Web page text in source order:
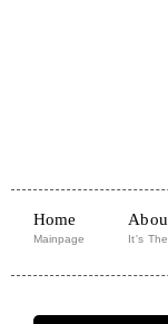
Home
Mainpage It's